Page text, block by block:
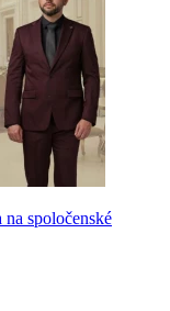
spoločenské